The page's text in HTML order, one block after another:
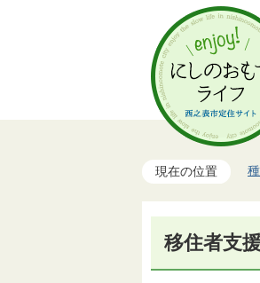
現在の位置
移住者支